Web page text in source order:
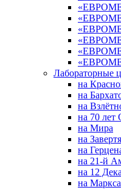
Лабораторные
на
на
на
на 70 лет
на Мира
на
на
на 21-й
на 12
на Маркса